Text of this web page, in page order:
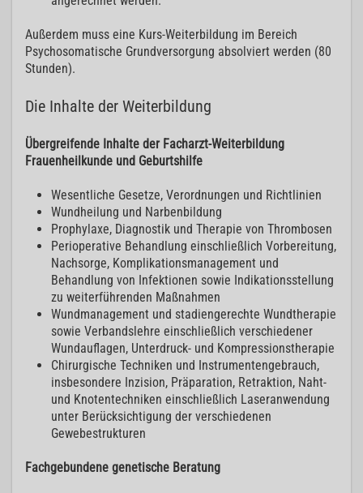
Außerdem muss eine Kurs-Weiterbildung im Bereich
Psychosomatische Grundversorgung absolviert werden (80
Stunden).
Die Inhalte der Weiterbildung
Übergreifende Inhalte der Facharzt-Weiterbildung
Frauenheilkunde und Geburtshilfe
Wesentliche Gesetze, Verordnungen und Richtlinien
Wundheilung und Narbenbildung
Prophylaxe, Diagnostik und Therapie von Thrombosen
Perioperative Behandlung einschließlich Vorbereitung,
Nachsorge, Komplikationsmanagement und
Behandlung von Infektionen sowie Indikationsstellung
zu weiterführenden Maßnahmen
Wundmanagement und stadiengerechte Wundtherapie
sowie Verbandslehre einschließlich verschiedener
Wundauflagen, Unterdruck- und Kompressionstherapie
Chirurgische Techniken und Instrumentengebrauch,
insbesondere Inzision, Präparation, Retraktion, Naht-
und Knotentechniken einschließlich Laseranwendung
unter Berücksichtigung der verschiedenen
Gewebestrukturen
Fachgebundene genetische Beratung